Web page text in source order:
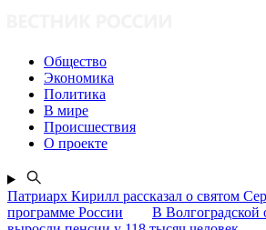
Общество
Экономика
Политика
В мире
Происшествия
О проекте
Патриарх Кирилл рассказал о святом
программе России
В Волгоградской